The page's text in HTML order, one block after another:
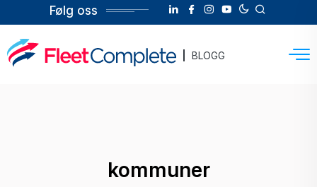
Følg oss
BLOGG
kommuner